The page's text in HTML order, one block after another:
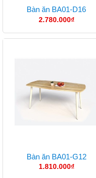
Bàn ăn BA01-D16
2.780.000₫
Bàn ăn BA01-G12
1.810.000₫